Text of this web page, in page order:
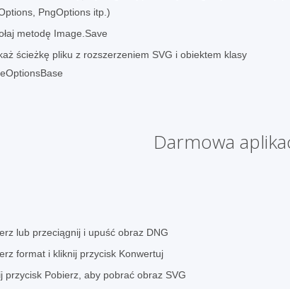
PngOptions itp.)
metodę Image.Save
ścieżkę pliku z rozszerzeniem SVG i obiektem klasy
Darmowa
lub przeciągnij i upuść obraz DNG
format i kliknij przycisk Konwertuj
przycisk Pobierz, aby pobrać obraz SVG